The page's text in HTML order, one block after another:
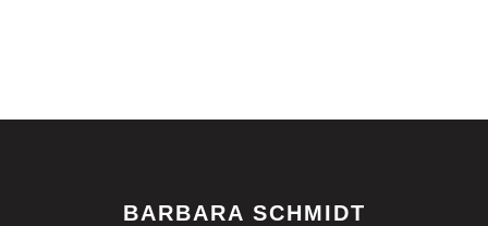
BARBARA SCHMIDT